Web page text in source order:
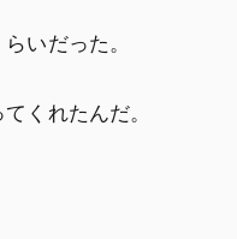
いだった。
くれたんだ。